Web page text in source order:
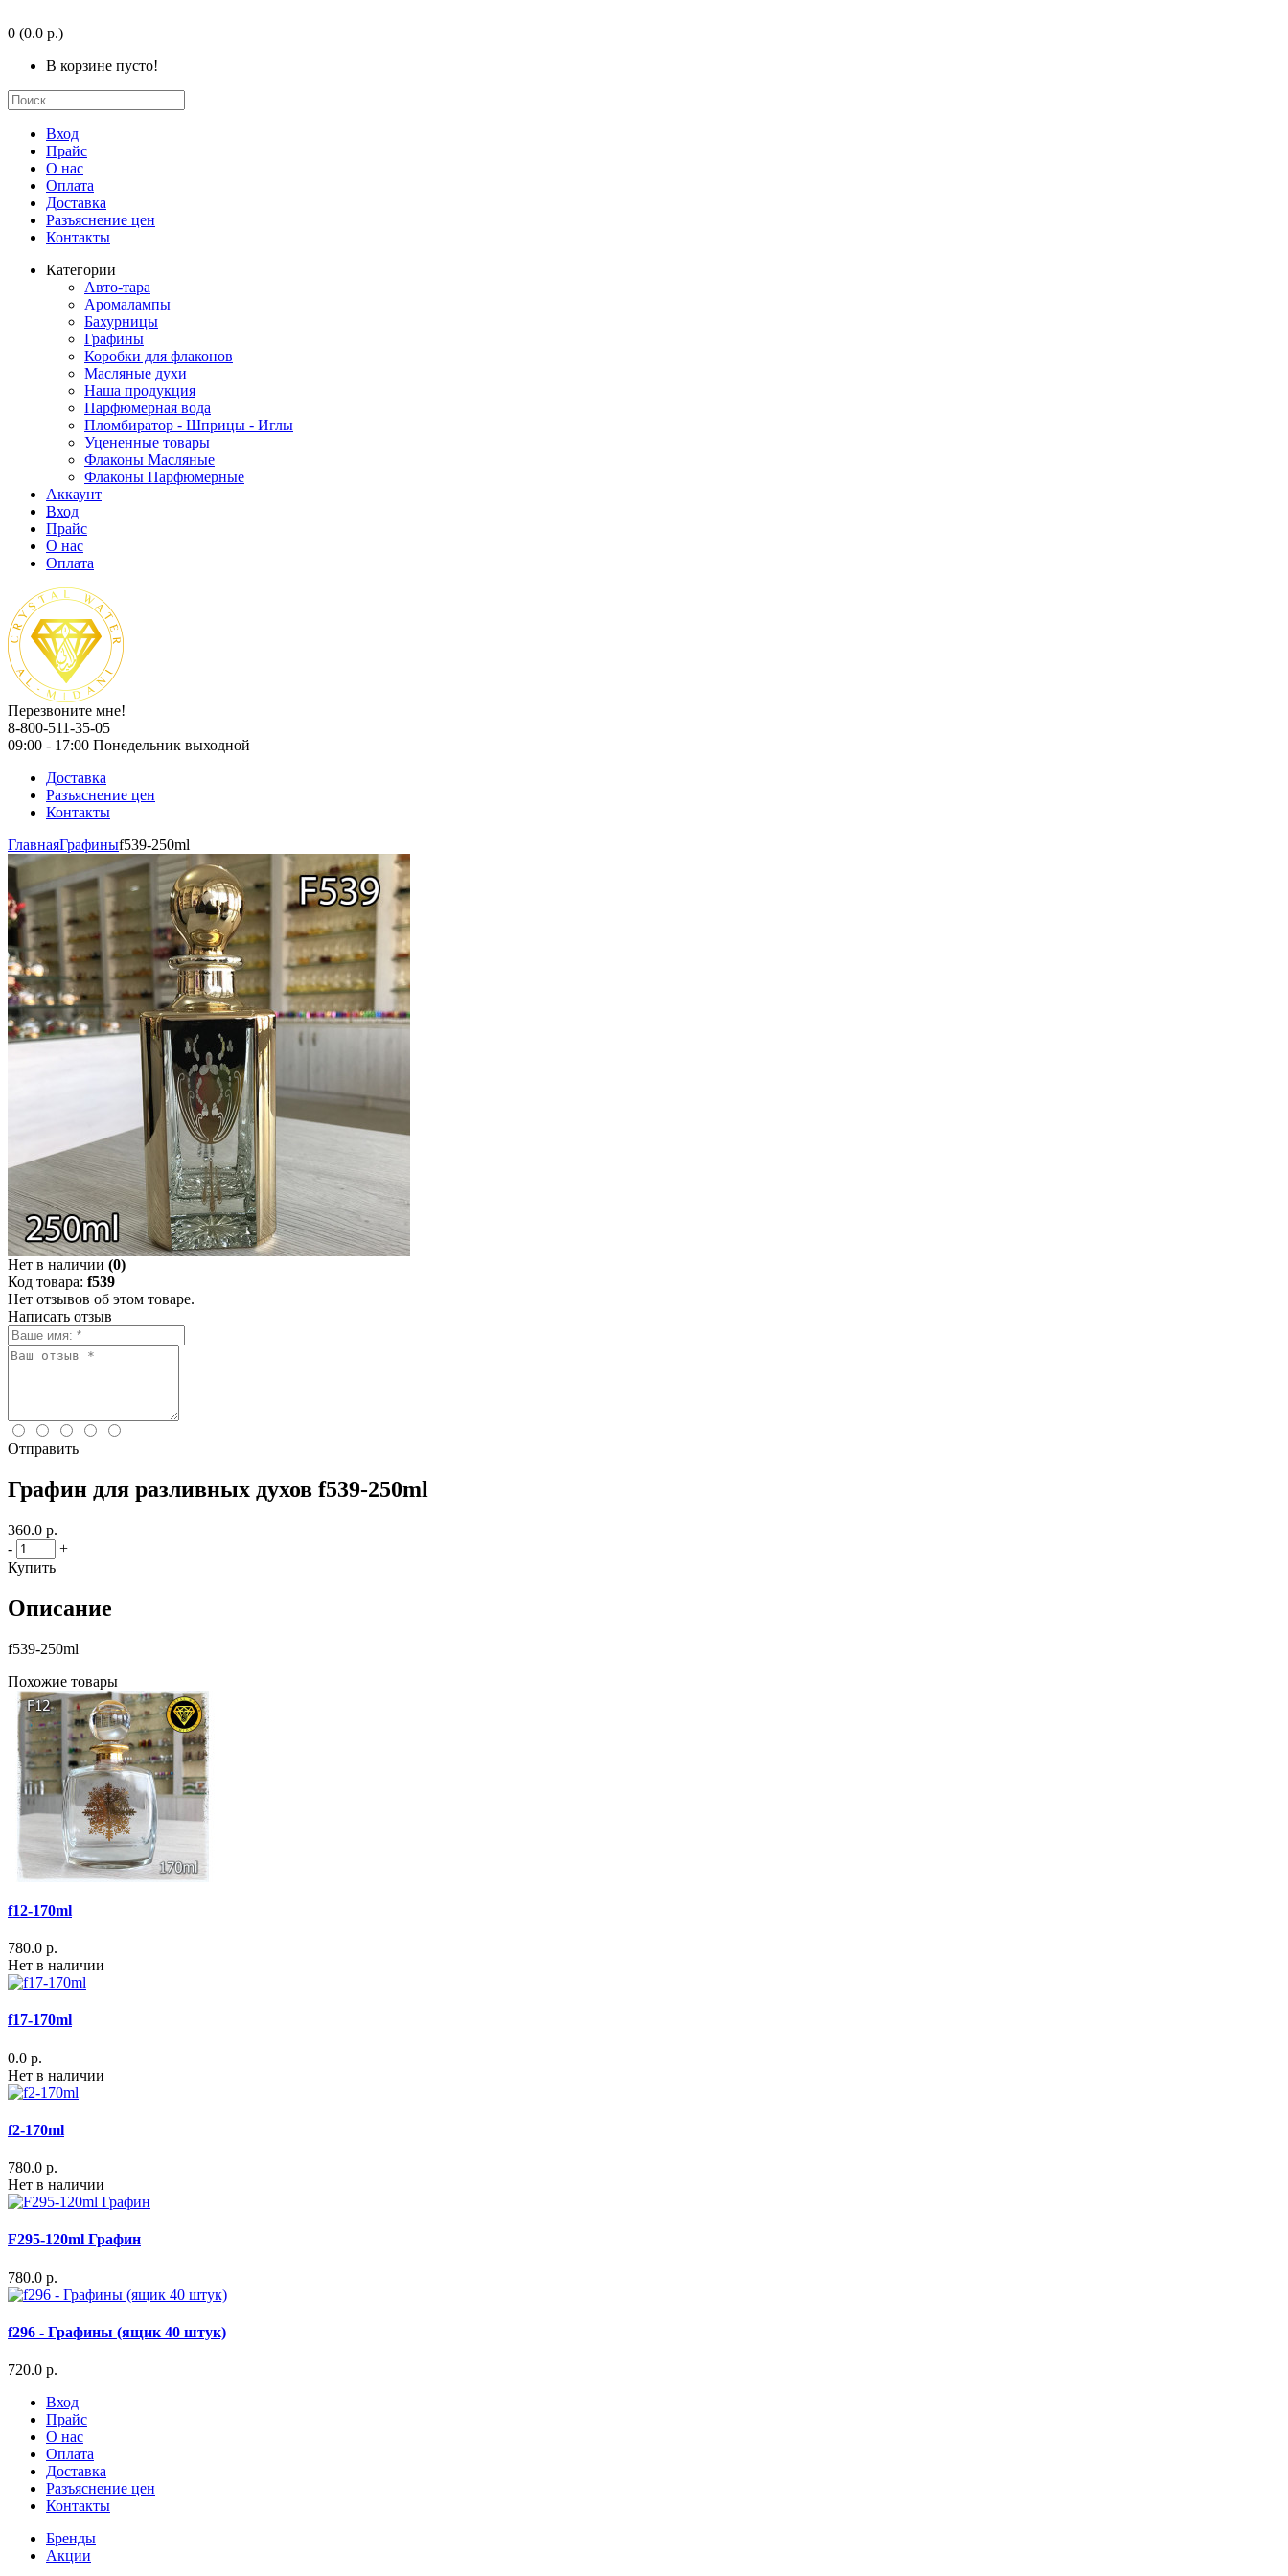
0 (0.0 р.)
В корзине пусто!
Вход
Прайс
О нас
Оплата
Доставка
Разъяснение цен
Контакты
Категории
Авто-тара
Аромалампы
Бахурницы
Графины
Коробки для флаконов
Масляные духи
Наша продукция
Парфюмерная вода
Пломбиратор - Шприцы - Иглы
Уцененные товары
Флаконы Масляные
Флаконы Парфюмерные
Аккаунт
Вход
Прайс
О нас
Оплата
Перезвоните мне!
8-800-511-35-05
09:00 - 17:00 Понедельник выходной
Доставка
Разъяснение цен
Контакты
ГлавнаяГрафиныf539-250ml
Нет в наличии (0)
Код товара: f539
Нет отзывов об этом товаре.
Написать отзыв
Отправить
Графин для разливных духов f539-250ml
360.0 р.
-
+
Купить
Описание
f539-250ml
Похожие товары
f12-170ml
780.0 р.
Нет в наличии
f17-170ml
0.0 р.
Нет в наличии
f2-170ml
780.0 р.
Нет в наличии
F295-120ml Графин
780.0 р.
f296 - Графины (ящик 40 штук)
720.0 р.
Вход
Прайс
О нас
Оплата
Доставка
Разъяснение цен
Контакты
Бренды
Акции